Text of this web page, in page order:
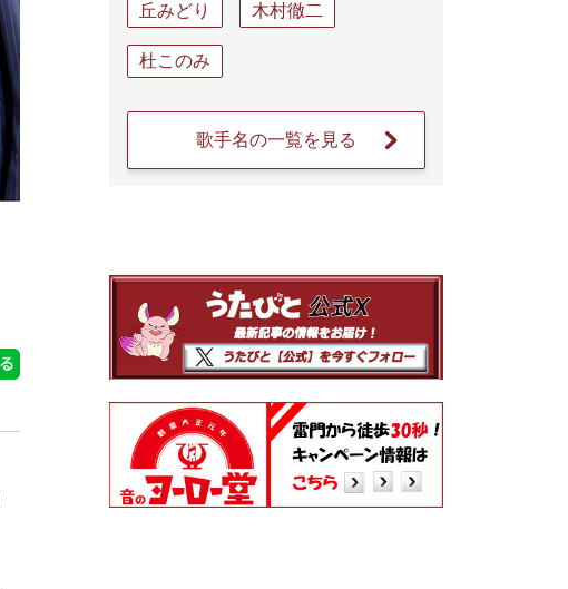
丘みどり 木村徹二
杜このみ
歌手名の一覧を見る